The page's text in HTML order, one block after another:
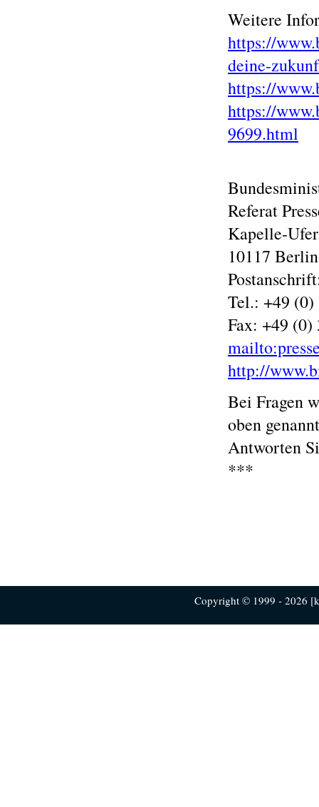
Weitere
https://
deine-
https://
https://
9699.html
Referat
Kapelle-
10117 Berlin
Tel.: +49 (0)
Fax: +49
http://
Bei Fragen
oben
Antworten
***
Copyright © 1999 - 2026